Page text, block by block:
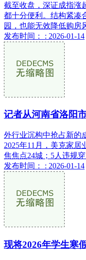
截至收盘，深证成指涨
都十分便利。结构紧凑
园，也能无效降低购房
发布时间： : 2026-01-14
记者从河南省洛阳
外行业沉构中抢占新的
2025年11月，美克家
焦焦点24城；5人违规
发布时间： : 2026-01-14
现将2026年学生寒